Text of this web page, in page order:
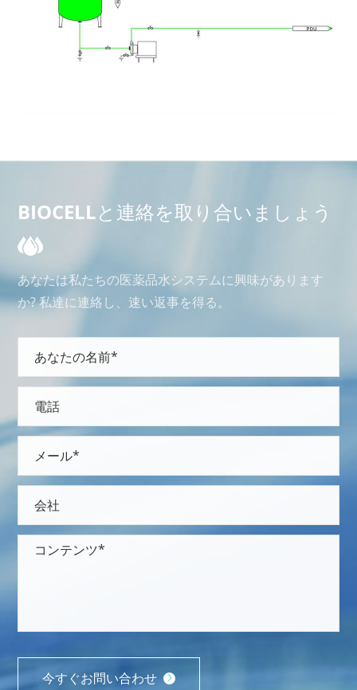
BIOCELLと連絡を取り合いましょう
あなたは私たちの医薬品水システムに興味があります
か? 私達に連絡し、速い返事を得る。
今すぐお問い合わせ 